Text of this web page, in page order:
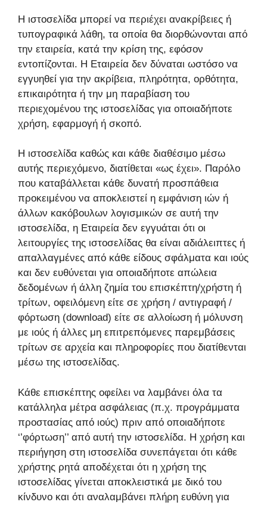
H ιστοσελίδα μπορεί να περιέχει ανακρίβειες ή
τυπογραφικά λάθη, τα οποία θα διορθώνονται από
την εταιρεία, κατά την κρίση της, εφόσον
εντοπίζονται. Η Εταιρεία δεν δύναται ωστόσο να
εγγυηθεί για την ακρίβεια, πληρότητα, ορθότητα,
επικαιρότητα ή την μη παραβίαση του
περιεχομένου της ιστοσελίδας για οποιαδήποτε
χρήση, εφαρμογή ή σκοπό.
Η ιστοσελίδα καθώς και κάθε διαθέσιμο μέσω
αυτής περιεχόμενο, διατίθεται «ως έχει». Παρόλο
που καταβάλλεται κάθε δυνατή προσπάθεια
προκειμένου να αποκλειστεί η εμφάνιση ιών ή
άλλων κακόβουλων λογισμικών σε αυτή την
ιστοσελίδα, η Εταιρεία δεν εγγυάται ότι οι
λειτουργίες της ιστοσελίδας θα είναι αδιάλειπτες ή
απαλλαγμένες από κάθε είδους σφάλματα και ιούς
και δεν ευθύνεται για οποιαδήποτε απώλεια
δεδομένων ή άλλη ζημία του επισκέπτη/χρήστη ή
τρίτων, οφειλόμενη είτε σε χρήση / αντιγραφή /
φόρτωση (download) είτε σε αλλοίωση ή μόλυνση
με ιούς ή άλλες μη επιτρεπόμενες παρεμβάσεις
τρίτων σε αρχεία και πληροφορίες που διατίθενται
μέσω της ιστοσελίδας.
Κάθε επισκέπτης οφείλει να λαμβάνει όλα τα
κατάλληλα μέτρα ασφάλειας (π.χ. προγράμματα
προστασίας από ιούς) πριν από οποιαδήποτε
‘’φόρτωση’’ από αυτή την ιστοσελίδα. Η χρήση και
περιήγηση στη ιστοσελίδα συνεπάγεται ότι κάθε
χρήστης ρητά αποδέχεται ότι η χρήση της
ιστοσελίδας γίνεται αποκλειστικά με δικό του
κίνδυνο και ότι αναλαμβάνει πλήρη ευθύνη για